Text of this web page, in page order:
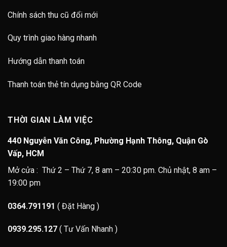
Chính sách thu cũ đổi mới
Quy trình giao hàng nhanh
Hướng dẫn thanh toán
Thanh toán thẻ tín dụng bằng QR Code
THỜI GIAN LÀM VIỆC
440 Nguyễn Văn Công, Phường Hạnh Thông, Quận Gò
Vấp, HCM
Mở cửa : Thứ 2 – Thứ 7, 8 am – 20:30 pm. Chủ nhật, 8 am –
19:00 pm
0364.791191 ( Đặt Hàng )
0939.295.127 ( Tư Vấn Nhanh )